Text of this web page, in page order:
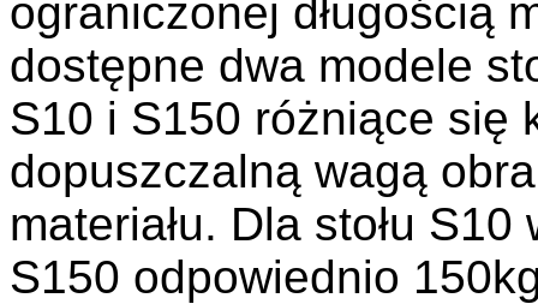
ograniczonej długością
dostępne dwa modele
S10 i S150 różniące się
dopuszczalną wagą
materiału. Dla stołu
S150 odpowiednio